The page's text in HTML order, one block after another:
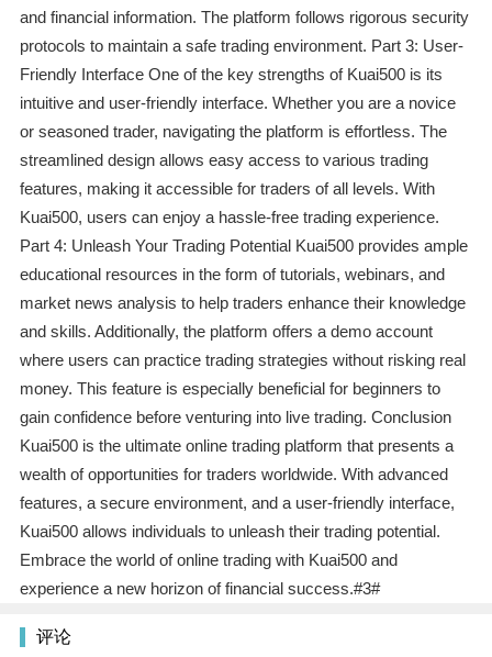
and financial information. The platform follows rigorous security
protocols to maintain a safe trading environment. Part 3: User-
Friendly Interface One of the key strengths of Kuai500 is its
intuitive and user-friendly interface. Whether you are a novice
or seasoned trader, navigating the platform is effortless. The
streamlined design allows easy access to various trading
features, making it accessible for traders of all levels. With
Kuai500, users can enjoy a hassle-free trading experience.
Part 4: Unleash Your Trading Potential Kuai500 provides ample
educational resources in the form of tutorials, webinars, and
market news analysis to help traders enhance their knowledge
and skills. Additionally, the platform offers a demo account
where users can practice trading strategies without risking real
money. This feature is especially beneficial for beginners to
gain confidence before venturing into live trading. Conclusion
Kuai500 is the ultimate online trading platform that presents a
wealth of opportunities for traders worldwide. With advanced
features, a secure environment, and a user-friendly interface,
Kuai500 allows individuals to unleash their trading potential.
Embrace the world of online trading with Kuai500 and
experience a new horizon of financial success.#3#
评论